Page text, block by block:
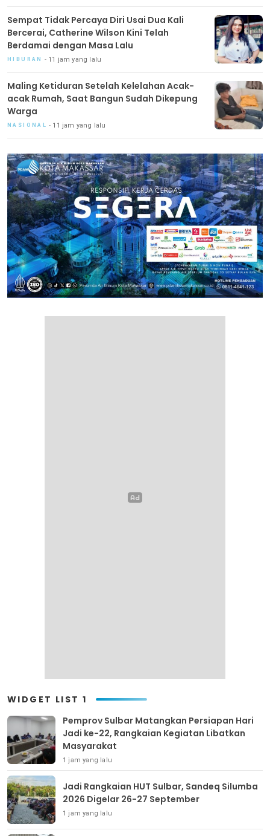
Sempat Tidak Percaya Diri Usai Dua Kali
Bercerai, Catherine Wilson Kini Telah
Berdamai dengan Masa Lalu
HIBURAN 11 jam yang lalu
Maling Ketiduran Setelah Kelelahan Acak-
acak Rumah, Saat Bangun Sudah Dikepung
Warga
NASIONAL 11 jam yang lalu
WIDGET LIST 1
Pemprov Sulbar Matangkan Persiapan Hari
Jadi ke-22, Rangkaian Kegiatan Libatkan
Masyarakat
1 jam yang lalu
Jadi Rangkaian HUT Sulbar, Sandeq Silumba
2026 Digelar 26-27 September
1 jam yang lalu